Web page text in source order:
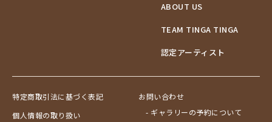
ABOUT US
TEAM TINGA TINGA
認定アーティスト
特定商取引法に基づく表記
個人情報の取り扱い
お問い合わせ
- ギャラリーの予約について